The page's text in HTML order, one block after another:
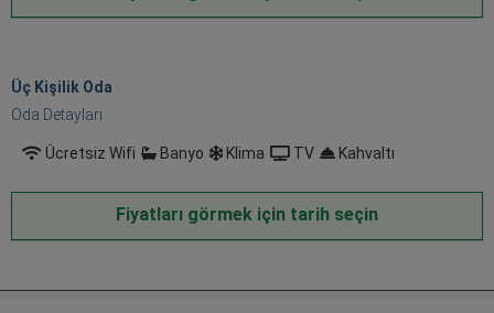
Üç Kişilik Oda
Oda Detayları
Ücretsiz Wifi Banyo Klima TV Kahvaltı
Fiyatları görmek için tarih seçin